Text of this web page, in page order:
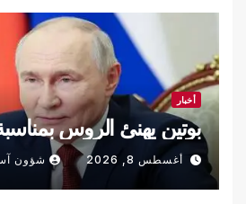
أخبار
بوتين يهنئ الروس
أغسطس 8, 2026 شؤون